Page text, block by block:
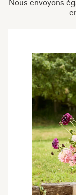
Nous envoyons